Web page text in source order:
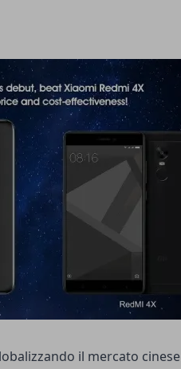
il mercato